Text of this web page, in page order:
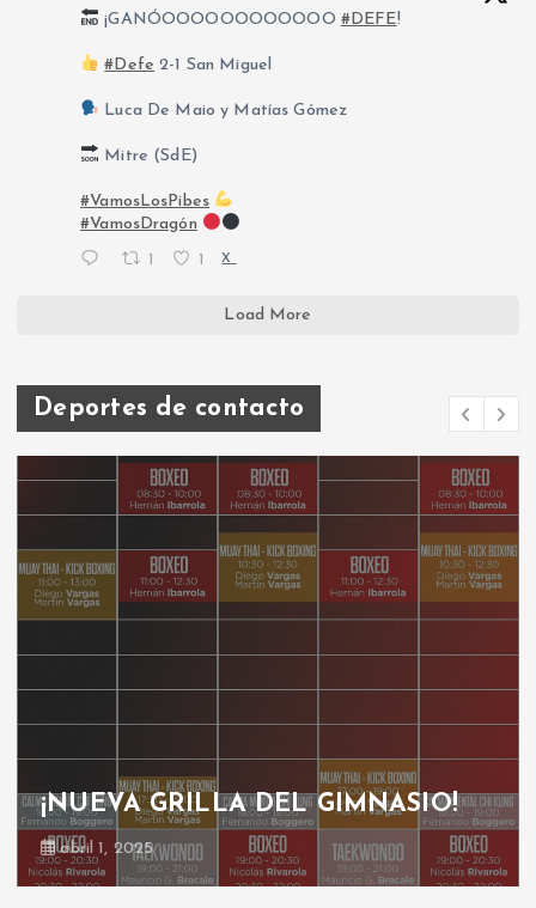
¡GANÓOOOOOOOOOOOO #DEFE!
#Defe 2-1 San Miguel
Luca De Maio y Matías Gómez
Mitre (SdE)
#VamosLosPibes
#VamosDragón
X
Load More
Deportes de contacto
GRILLA GIMNASIO
octubre 30, 2024